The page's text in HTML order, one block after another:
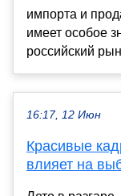
импорта и
имеет особое
российский
16:17, 12 Июн
Красивые
влияет на